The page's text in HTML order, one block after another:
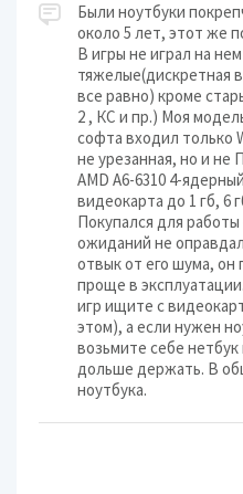
Были ноутбуки
около 5 лет, этот же
В игры не играл на
тяжелые(дискретная
все равно) кроме
2 , КС и пр.) Моя
софта входил только
не урезанная, но и не
AMD A6-6310 4-
видеокарта до 1 гб, 6
Покупался для
ожиданий не
отвык от его шума, он
проще в
игр ищите с
этом), а если нужен
возьмите себе
дольше держать. В
ноутбука.